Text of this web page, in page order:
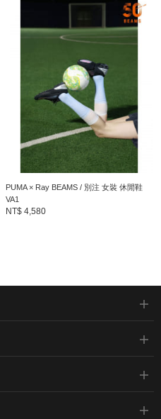
PUMA × Ray BEAMS / 別注 女裝 休閒鞋
VA1
NT$ 4,580